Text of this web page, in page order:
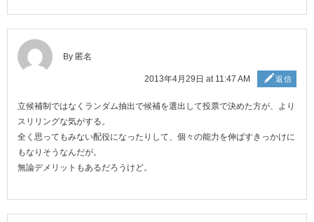
By 匿名
2013年4月29日 at 11:47 AM 返信
立候補制ではなくランダム抽出で候補を選出して投票で決めた方が、より
スリリングな気がする。
全く思ってもみない配役になったりして、個々の能力を伸ばすきっかけに
もなりそうなんだが。
無論デメリットもあるだろうけど。